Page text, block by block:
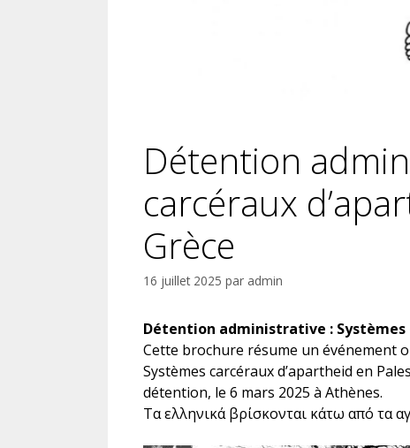
Détention
carcéraux
Grèce
16 juillet 2025 par admin
Détention administrative : Systèmes
Cette brochure résume un événement
Systèmes carcéraux d’apartheid en
détention, le 6 mars 2025 à Athènes.
Τα ελληνικά βρίσκονται κάτω από τα